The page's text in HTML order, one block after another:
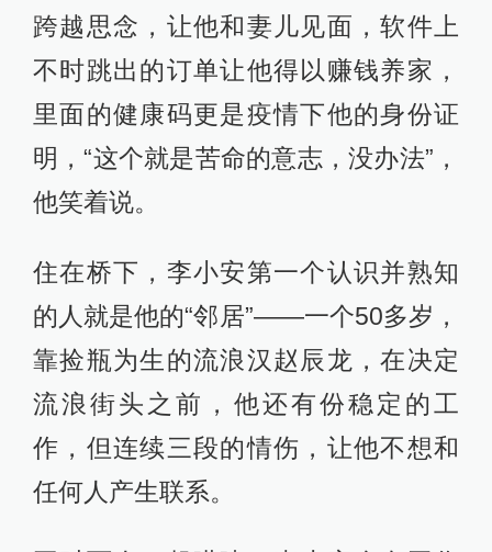
跨越思念，让他和妻儿见面，软件上
不时跳出的订单让他得以赚钱养家，
里面的健康码更是疫情下他的身份证
明，“这个就是苦命的意志，没办法”，
他笑着说。
住在桥下，李小安第一个认识并熟知
的人就是他的“邻居”——一个50多岁，
靠捡瓶为生的流浪汉赵辰龙，在决定
流浪街头之前，他还有份稳定的工
作，但连续三段的情伤，让他不想和
任何人产生联系。